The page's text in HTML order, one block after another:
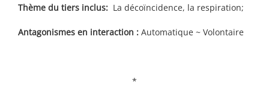
Thème du tiers inclus: La décoïncidence, la respiration;
Antagonismes en interaction : Automatique ~ Volontaire
*